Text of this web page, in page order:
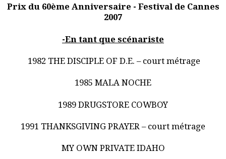
Prix du 60ème Anniversaire - Festival de Cannes
2007
-En tant que scénariste
1982 THE DISCIPLE OF D.E. – court métrage
1985 MALA NOCHE
1989 DRUGSTORE COWBOY
1991 THANKSGIVING PRAYER – court métrage
MY OWN PRIVATE IDAHO